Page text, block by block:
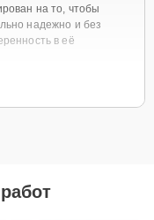
на то, чтобы
надежно и без
в её
выбрать наиболее